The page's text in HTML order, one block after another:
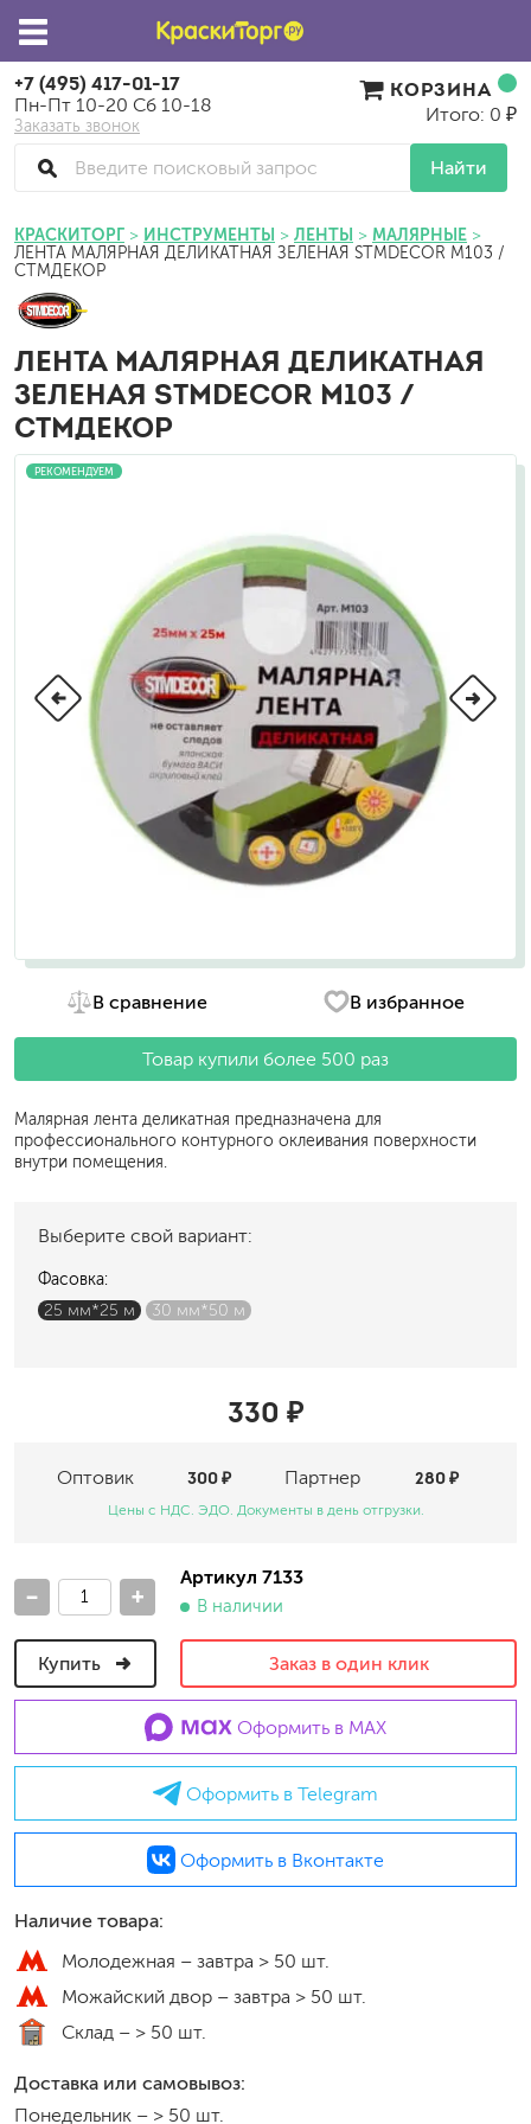
+7 (495) 417-01-17
Пн-Пт 10-20 Сб 10-18
Заказать звонок
Найти
КОРЗИНА
Итого: 0 ₽
КРАСКИТОРГ ИНСТРУМЕНТЫ ЛЕНТЫ МАЛЯРНЫЕ
ЛЕНТА МАЛЯРНАЯ ДЕЛИКАТНАЯ ЗЕЛЕНАЯ STMDECOR M103 /
СТМДЕКОР
ЛЕНТА МАЛЯРНАЯ ДЕЛИКАТНАЯ
ЗЕЛЕНАЯ STMDECOR M103 /
СТМДЕКОР
РЕКОМЕНДУЕМ
В сравнение В избранное
Товар купили более 500 раз
Малярная лента деликатная предназначена для
профессионального контурного оклеивания поверхности
внутри помещения.
Выберите свой вариант:
Фасовка:
25 мм*25 м
30 мм*50 м
330 ₽
Оптовик Партнер
300 ₽ 280 ₽
Цены с НДС. ЭДО. Документы в день отгрузки.
- +
Артикул 7133
В наличии
Купить Заказ в один клик
Оформить в MAX
Оформить в Telegram
Оформить в Вконтакте
Наличие товара:
Молодежная – завтра > 50 шт.
Можайский двор – завтра > 50 шт.
Склад – > 50 шт.
Доставка или самовывоз:
Понедельник – > 50 шт.